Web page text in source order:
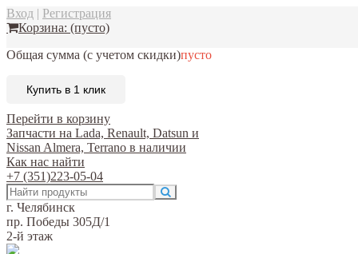
Вход | Регистрация
Корзина: (пусто)
Общая сумма (с учетом скидки)пусто
Купить в 1 клик
Перейти в корзину
Запчасти на Lada, Renault, Datsun и
Nissan Almera, Terrano в наличии
Как нас найти
+7 (351)223-05-04
г. Челябинск
пр. Победы 305Д/1
2-й этаж